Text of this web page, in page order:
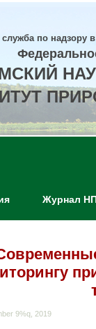
по надзору
Журнал
9%q, 2019